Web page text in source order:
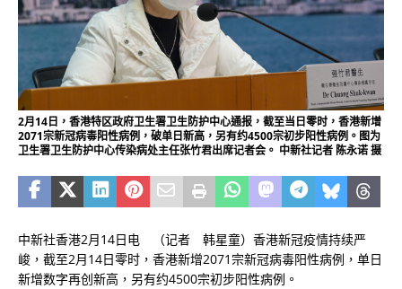
2月14日，香港特区政府卫生署卫生防护中心通报，截至当日零时，香港新增
2071宗新冠病毒阳性病例，破单日新高，另有约4500宗初步阳性病例。图为
卫生署卫生防护中心传染病处主任张竹君出席记者会。 中新社记者 陈永诺 摄
中新社香港2月14日电 （记者 韩星童）香港新冠疫情持续严
峻，截至2月14日零时，香港新增2071宗新冠病毒阳性病例，单日
新增数字再创新高，另有约4500宗初步阳性病例。